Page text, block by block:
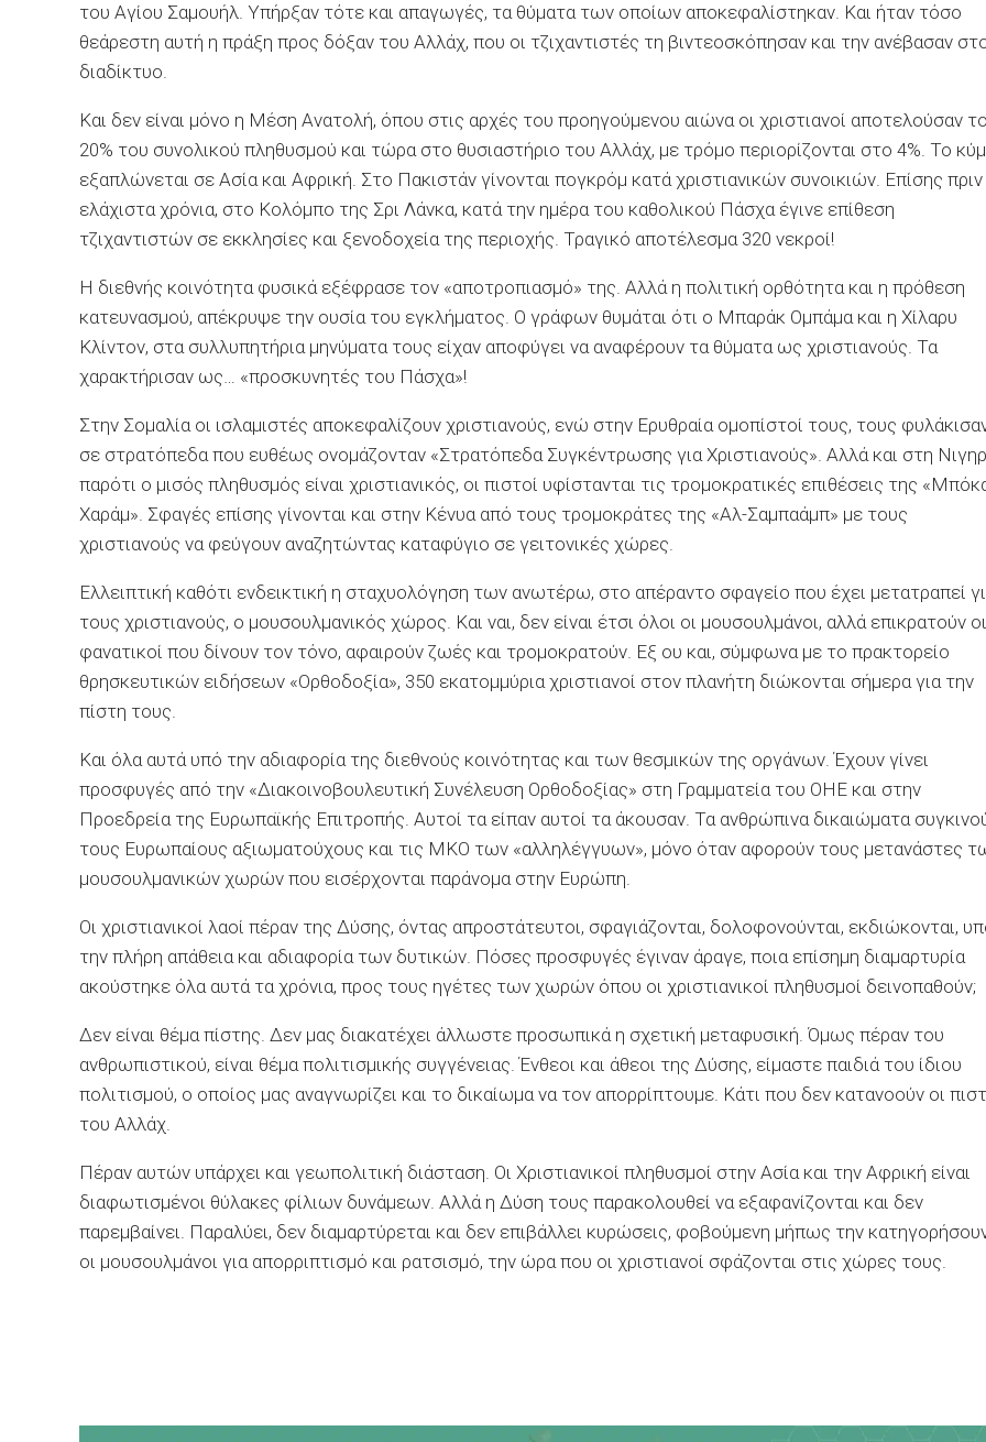
του Αγίου Σαμουήλ. Υπήρξαν τότε και απαγωγές, τα θύματα των οποίων αποκεφαλίστηκαν. Και ήταν τόσο
θεάρεστη αυτή η πράξη προς δόξαν του Αλλάχ, που οι τζιχαντιστές τη βιντεοσκόπησαν και την ανέβασαν
διαδίκτυο.
Και δεν είναι μόνο η Μέση Ανατολή, όπου στις αρχές του προηγούμενου αιώνα οι χριστιανοί αποτελούσαν
20% του συνολικού πληθυσμού και τώρα στο θυσιαστήριο του Αλλάχ, με τρόμο περιορίζονται στο 4%. Το
εξαπλώνεται σε Ασία και Αφρική. Στο Πακιστάν γίνονται πογκρόμ κατά χριστιανικών συνοικιών. Επίσης πριν
ελάχιστα χρόνια, στο Κολόμπο της Σρι Λάνκα, κατά την ημέρα του καθολικού Πάσχα έγινε επίθεση
τζιχαντιστών σε εκκλησίες και ξενοδοχεία της περιοχής. Τραγικό αποτέλεσμα 320 νεκροί!
Η διεθνής κοινότητα φυσικά εξέφρασε τον «αποτροπιασμό» της. Αλλά η πολιτική ορθότητα και η πρόθεση
κατευνασμού, απέκρυψε την ουσία του εγκλήματος. Ο γράφων θυμάται ότι ο Μπαράκ Ομπάμα και η Χίλαρυ
Κλίντον, στα συλλυπητήρια μηνύματα τους είχαν αποφύγει να αναφέρουν τα θύματα ως χριστιανούς. Τα
χαρακτήρισαν ως… «προσκυνητές του Πάσχα»!
Στην Σομαλία οι ισλαμιστές αποκεφαλίζουν χριστιανούς, ενώ στην Ερυθραία ομοπίστοί τους, τους
σε στρατόπεδα που ευθέως ονομάζονταν «Στρατόπεδα Συγκέντρωσης για Χριστιανούς». Αλλά και στη
παρότι ο μισός πληθυσμός είναι χριστιανικός, οι πιστοί υφίστανται τις τρομοκρατικές επιθέσεις της
Χαράμ». Σφαγές επίσης γίνονται και στην Κένυα από τους τρομοκράτες της «Αλ-Σαμπαάμπ» με τους
χριστιανούς να φεύγουν αναζητώντας καταφύγιο σε γειτονικές χώρες.
Ελλειπτική καθότι ενδεικτική η σταχυολόγηση των ανωτέρω, στο απέραντο σφαγείο που έχει μετατραπεί
τους χριστιανούς, ο μουσουλμανικός χώρος. Και ναι, δεν είναι έτσι όλοι οι μουσουλμάνοι, αλλά επικρατούν οι
φανατικοί που δίνουν τον τόνο, αφαιρούν ζωές και τρομοκρατούν. Εξ ου και, σύμφωνα με το πρακτορείο
θρησκευτικών ειδήσεων «Ορθοδοξία», 350 εκατομμύρια χριστιανοί στον πλανήτη διώκονται σήμερα για την
πίστη τους.
Και όλα αυτά υπό την αδιαφορία της διεθνούς κοινότητας και των θεσμικών της οργάνων. Έχουν γίνει
προσφυγές από την «Διακοινοβουλευτική Συνέλευση Ορθοδοξίας» στη Γραμματεία του ΟΗΕ και στην
Προεδρεία της Ευρωπαϊκής Επιτροπής. Αυτοί τα είπαν αυτοί τα άκουσαν. Τα ανθρώπινα δικαιώματα
τους Ευρωπαίους αξιωματούχους και τις ΜΚΟ των «αλληλέγγυων», μόνο όταν αφορούν τους μετανάστες
μουσουλμανικών χωρών που εισέρχονται παράνομα στην Ευρώπη.
Οι χριστιανικοί λαοί πέραν της Δύσης, όντας απροστάτευτοι, σφαγιάζονται, δολοφονούνται, εκδιώκονται,
την πλήρη απάθεια και αδιαφορία των δυτικών. Πόσες προσφυγές έγιναν άραγε, ποια επίσημη διαμαρτυρία
ακούστηκε όλα αυτά τα χρόνια, προς τους ηγέτες των χωρών όπου οι χριστιανικοί πληθυσμοί δεινοπαθούν;
Δεν είναι θέμα πίστης. Δεν μας διακατέχει άλλωστε προσωπικά η σχετική μεταφυσική. Όμως πέραν του
ανθρωπιστικού, είναι θέμα πολιτισμικής συγγένειας. Ένθεοι και άθεοι της Δύσης, είμαστε παιδιά του ίδιου
πολιτισμού, ο οποίος μας αναγνωρίζει και το δικαίωμα να τον απορρίπτουμε. Κάτι που δεν κατανοούν οι
του Αλλάχ.
Πέραν αυτών υπάρχει και γεωπολιτική διάσταση. Οι Χριστιανικοί πληθυσμοί στην Ασία και την Αφρική είναι
διαφωτισμένοι θύλακες φίλιων δυνάμεων. Αλλά η Δύση τους παρακολουθεί να εξαφανίζονται και δεν
παρεμβαίνει. Παραλύει, δεν διαμαρτύρεται και δεν επιβάλλει κυρώσεις, φοβούμενη μήπως την
οι μουσουλμάνοι για απορριπτισμό και ρατσισμό, την ώρα που οι χριστιανοί σφάζονται στις χώρες τους.